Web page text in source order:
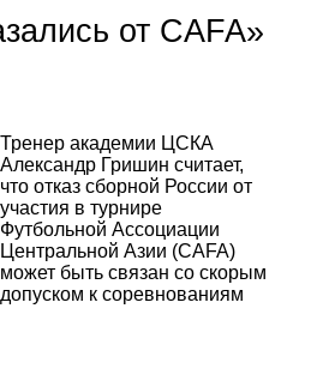
от CAFA»
Тренер академии ЦСКА
Александр Гришин считает,
что отказ сборной России от
участия в турнире
Футбольной Ассоциации
Центральной Азии (CAFA)
может быть связан со скорым
допуском к соревнованиям